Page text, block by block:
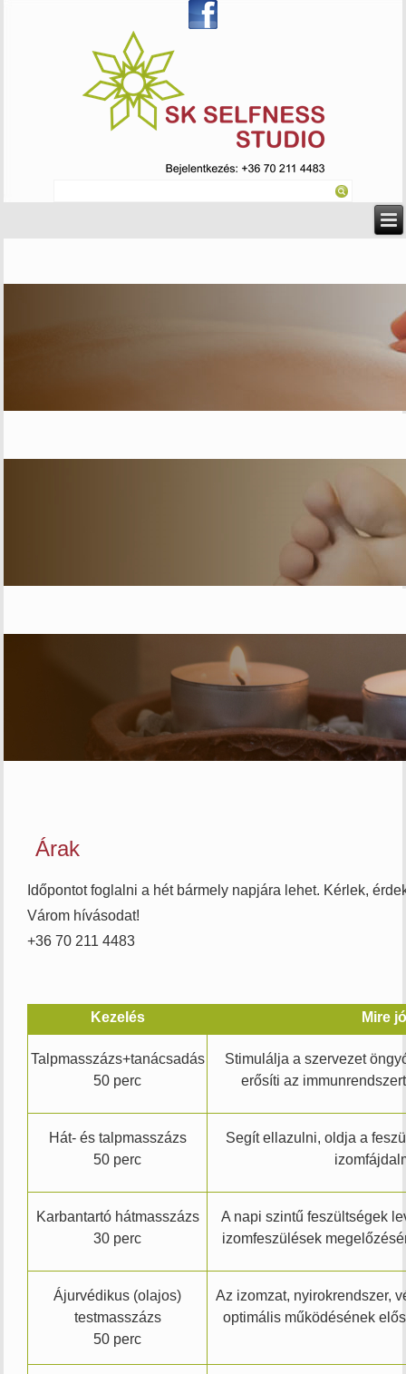
Árak
Időpontot foglalni a hét bármely napjára lehet. Kérlek,
Várom hívásodat!
+36 70 211 4483
Kezelés Mire
Talpmasszázs+tanácsadás
50 perc
Stimulálja a szervezet
erősíti az
Hát- és talpmasszázs
50 perc
Segít ellazulni, oldja a
Karbantartó hátmasszázs
30 perc
A napi szintű feszültségek
izomfeszülések
Ájurvédikus (olajos)
testmasszázs
50 perc
Az izomzat, nyirokrendszer,
optimális működésének